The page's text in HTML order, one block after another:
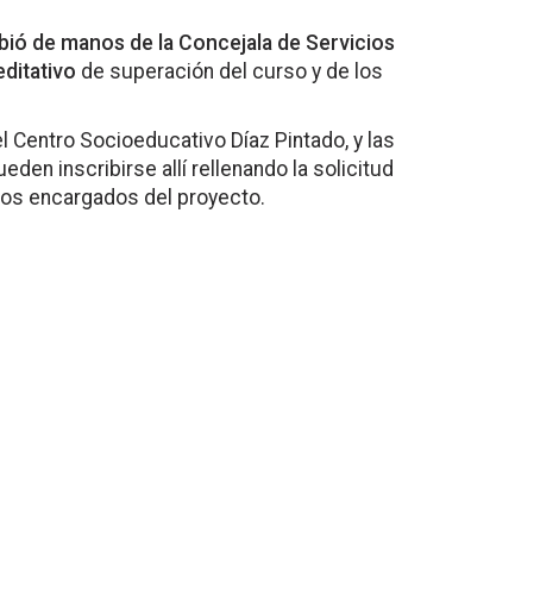
de manos de la Concejala de Servicios
de superación del curso y de los
Socioeducativo Díaz Pintado, y las
inscribirse allí rellenando la solicitud
encargados del proyecto.